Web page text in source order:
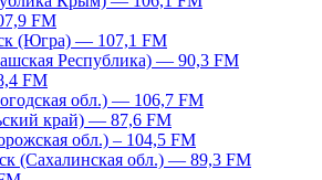
FM
(Югра) — 107,1 FM
Республика) — 90,3 FM
FM
обл.) — 106,7 FM
край) — 87,6 FM
обл.) – 104,5 FM
(Сахалинская обл.) — 89,3 FM